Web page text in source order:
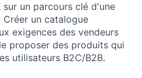
un parcours clé d'une
un catalogue
exigences des vendeurs
proposer des produits qui
utilisateurs B2C/B2B.